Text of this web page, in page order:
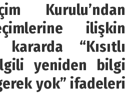
Kurulu’ndan
ilişkin
“Kısıtlı
yeniden bilgi
yok” ifadeleri